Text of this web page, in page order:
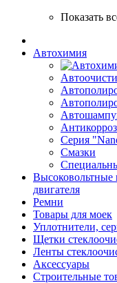
Показать
Автохимия
Серия
Смазки
Высоковольтные
двигателя
Ремни
Товары для моек
Уплотнители,
Щетки
Ленты
Аксессуары
Строительные